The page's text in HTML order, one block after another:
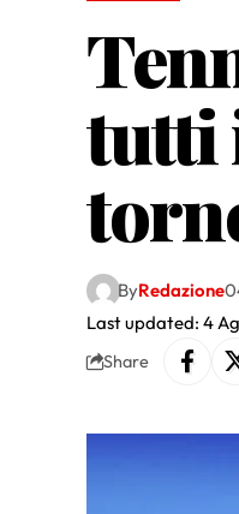
tutti
Last updated: 4
ByRedazione
Share